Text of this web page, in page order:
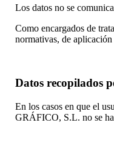
Los datos no se
Como encargados de
normativas, de
Datos recopilados
En los casos en que el
GRÁFICO, S.L. no se